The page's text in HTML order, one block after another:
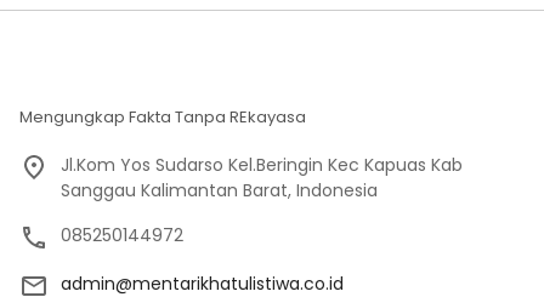
Mengungkap Fakta Tanpa REkayasa
Jl.Kom Yos Sudarso Kel.Beringin Kec Kapuas Kab
Sanggau Kalimantan Barat, Indonesia
085250144972
admin@mentarikhatulistiwa.co.id